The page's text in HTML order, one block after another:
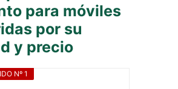
para móviles
por su
y precio
Nº 1